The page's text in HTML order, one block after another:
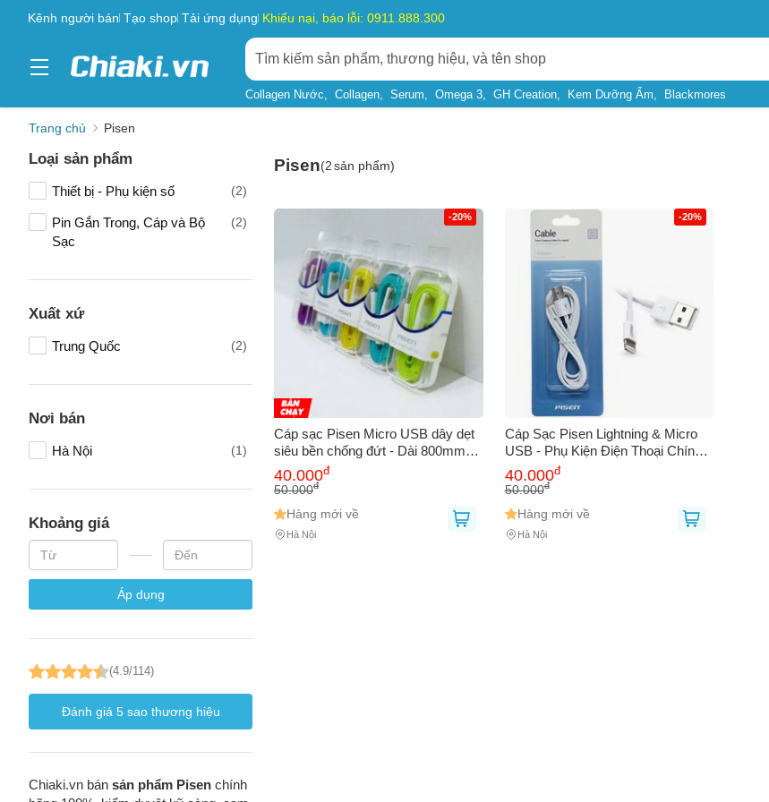
Kênh người bán Tạo shop Tải ứng dụng Khiếu nại, báo lỗi: 0911.888.300
Collagen Nước Collagen Serum Omega 3 GH Creation Kem Dưỡng Ẩm Blackmores
Trang chủ Pisen
Loại sản phẩm
Thiết bị - Phụ kiện số (2)
Pin Gắn Trong, Cáp và Bộ
Sạc
(2)
Xuất xứ
Trung Quốc (2)
Nơi bán
Hà Nội (1)
Khoảng giá
Áp dụng
(4.9/114)
Đánh giá 5sao thương hiệu
Chiaki.vn bán sản phẩm Pisen chính
Pisen(2 sản phẩm)
-20%
Cáp sạc Pisen Micro USB dây dẹt
siêu bền chống đứt - Dài 800mm
cho điện thoại, máy tính bảng
Android, nhiều màu sắc đẹp mắt
40.000đ
50.000đ
Hàng mới về
Hà Nội
-20%
Cáp Sạc Pisen Lightning & Micro
USB - Phụ Kiện Điện Thoại Chính
Hãng, Dùng Cho iPhone & Android,
Tiện Lợi, Giá Rẻ
40.000đ
50.000đ
Hàng mới về
Hà Nội
Bạn gặp vấn đề vềSản phẩmhayMua hàng
Hãy báo lỗi cho chúng tôi. Hoặc gọi cho chúng tôi qua số
Tên của bạn(*)
Số điện thoại(*)